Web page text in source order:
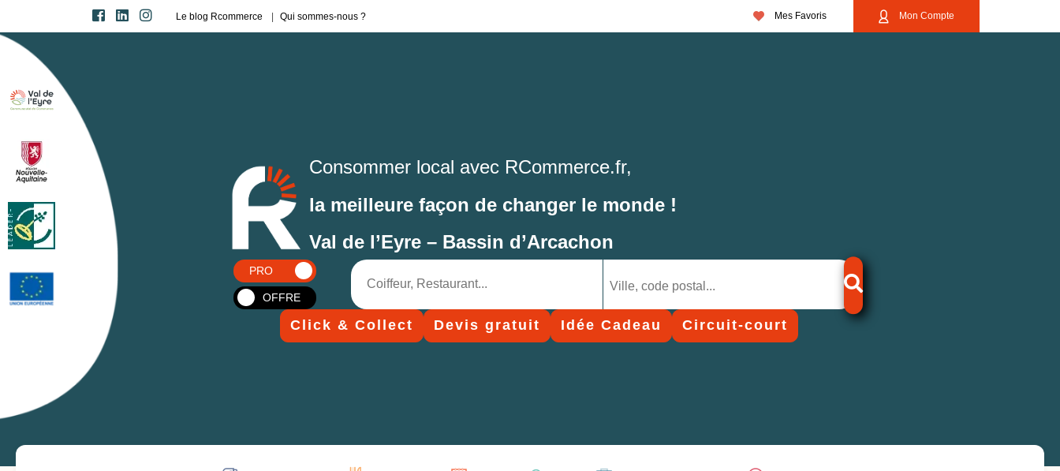
Le blog Rcommerce Qui sommes-nous ? Mes Favoris Mon Compte
Consommer local avec RCommerce.fr,
la meilleure façon de changer le monde !
Val de l’Eyre – Bassin d’Arcachon
PRO
OFFRE
Click & Collect Devis gratuit Idée Cadeau Circuit-court